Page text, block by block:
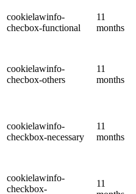
cookielawinfo-
checbox-functional
11
months
cookielawinfo-
checbox-others
11
months
cookielawinfo-
checkbox-necessary
11
months
cookielawinfo-
checkbox-
11